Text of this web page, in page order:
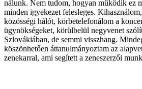
nálunk. Nem tudom, hogyan működik ez
minden igyekezet felesleges.
közösségi hálót, körbetelefonálom a
ügynökségeket, körülbelül negyvenet
Szlovákiában, de semmi visszhang.
köszönhetően áttanulmányoztam az
zenekarral, ami segített a zeneszerzői